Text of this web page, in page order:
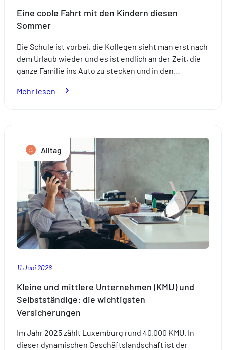
Eine coole Fahrt mit den Kindern diesen
Sommer
Die Schule ist vorbei, die Kollegen sieht man erst nach
dem Urlaub wieder und es ist endlich an der Zeit, die
ganze Familie ins Auto zu stecken und in den…
Mehr lesen
den
Kindern
diesen
Sommer
Alltag
11 Juni 2026
Kleine und mittlere Unternehmen (KMU) und
Selbstständige: die wichtigsten
Versicherungen
Im Jahr 2025 zählt Luxemburg rund 40.000 KMU. In
dieser dynamischen Geschäftslandschaft ist der